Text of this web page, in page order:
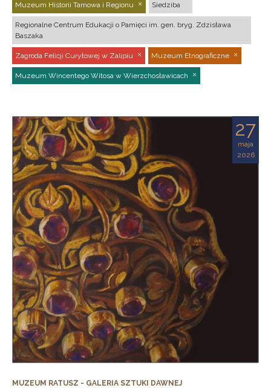
Muzeum Historii Tarnowa i Regionu Siedziba
Regionalne Centrum Edukacji o Pamięci im. gen. bryg. Zdzisława
Baszaka
Zagroda Felicji Curyłowej w Zalipiu Muzeum Etnograficzne
Muzeum Wincentego Witosa w Wierzchosławicach
27
maja
2026
MUZEUM RATUSZ - GALERIA SZTUKI DAWNEJ